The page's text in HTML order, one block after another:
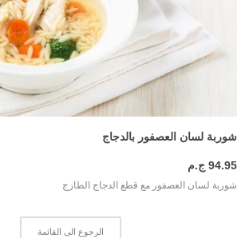
المزيد
شوربة لسان العصفور بالدجاج
94.95 ج.م
شوربة لسان العصفور مع قطع الدجاج الطازج
الرجوع الى القائمة